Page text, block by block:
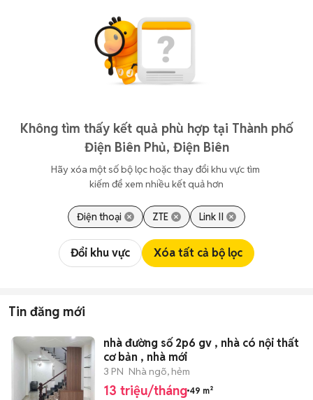
Không tìm thấy kết quả phù hợp tại Thành phố
Điện Biên Phủ, Điện Biên
Hãy xóa một số bộ lọc hoặc thay đổi khu vực tìm
kiếm để xem nhiều kết quả hơn
Điện thoại ZTE Link II
Đổi khu vực Xóa tất cả bộ lọc
Tin đăng mới
nhà đường số 2p6 gv , nhà có nội thất
cơ bản , nhà mới
3 PN Nhà ngõ, hẻm
13 triệu/tháng 49 m²